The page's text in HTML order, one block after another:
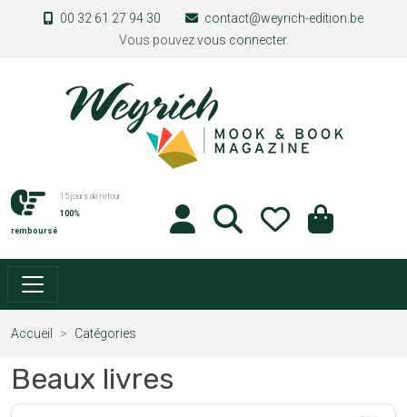
Aller au contenu principal
00 32 61 27 94 30
contact@weyrich-edition.be
Vous pouvezvous connecter.
15 jours de retour
100%
remboursé
Accueil Catégories
Beaux livres